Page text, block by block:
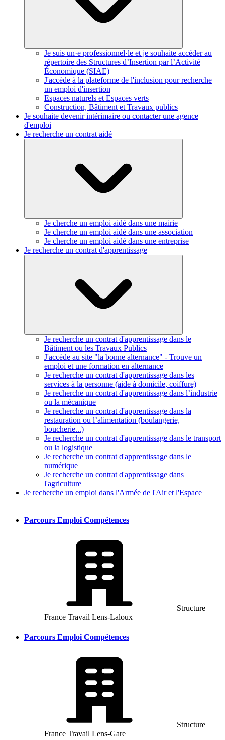
Je suis un·e professionnel·le et je souhaite accéder au
répertoire des Structures d’Insertion par l’Activité
Économique (SIAE)
J'accède à la plateforme de l'inclusion pour recherche
un emploi d'insertion
Espaces naturels et Espaces verts
Construction, Bâtiment et Travaux publics
Je souhaite devenir intérimaire ou contacter une agence
d'emploi
Je recherche un contrat aidé
Je cherche un emploi aidé dans une mairie
Je cherche un emploi aidé dans une association
Je cherche un emploi aidé dans une entreprise
Je recherche un contrat d'apprentissage
Je recherche un contrat d'apprentissage dans le
Bâtiment ou les Travaux Publics
J'accède au site "la bonne alternance" - Trouve un
emploi et une formation en alternance
Je recherche un contrat d'apprentissage dans les
services à la personne (aide à domicile, coiffure)
Je recherche un contrat d'apprentissage dans l’industrie
ou la mécanique
Je recherche un contrat d'apprentissage dans la
restauration ou l’alimentation (boulangerie,
boucherie...)
Je recherche un contrat d'apprentissage dans le transport
ou la logistique
Je recherche un contrat d'apprentissage dans le
numérique
Je recherche un contrat d'apprentissage dans
l'agriculture
Je recherche un emploi dans l'Armée de l'Air et l'Espace
MapLibre
Parcours Emploi Compétences
Structure
France Travail Lens-Laloux
Parcours Emploi Compétences
Structure
France Travail Lens-Gare